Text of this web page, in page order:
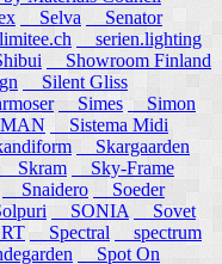
Selva
Senator
serien.lighting
Showroom Finland
Silent Gliss
Simes Simon
Sistema Midi
Skargaarden
Skram
Sky-Frame
Snaidero
Soeder
SONIA
Sovet
Spectral
spectrum
Spot On